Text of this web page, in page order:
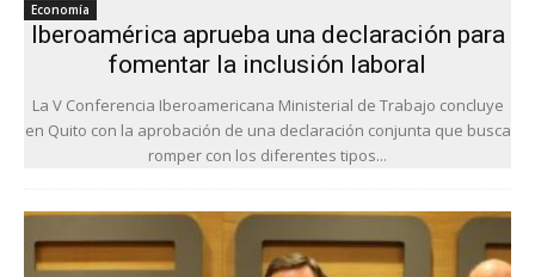
Economía
Iberoamérica aprueba una declaración para
fomentar la inclusión laboral
La V Conferencia Iberoamericana Ministerial de Trabajo concluye
en Quito con la aprobación de una declaración conjunta que busca
romper con los diferentes tipos...